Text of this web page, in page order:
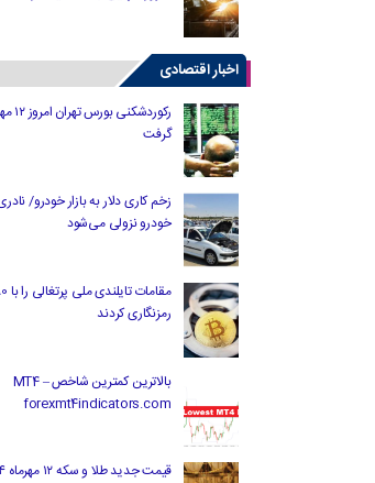
اخبار اقتصادی
گرفت
زخم کاری دلار به بازار خودرو/
خودرو نزولی می‌شود
رمزنگاری کردند
بالاترین کمترین شاخص MT4 –
forexmt4indicators.com